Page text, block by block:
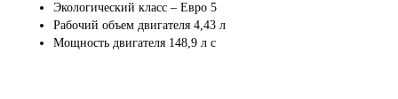
Экологический класс – Евро 5
Рабочий объем двигателя 4,43 л
Мощность двигателя 148,9 л с